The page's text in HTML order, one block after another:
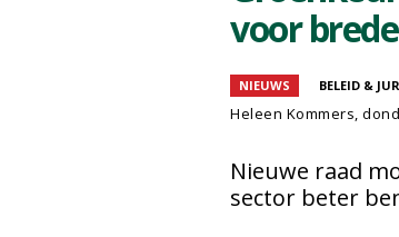
voor
NIEUWS BELEID &
Heleen Kommers,
Nieuwe raad
sector beter